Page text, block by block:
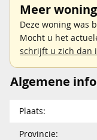
Meer
Deze woning was
Mocht u het
schrijft u zich dan
Algemene
Plaats:
Provincie: